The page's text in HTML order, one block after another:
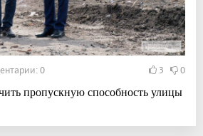
0 3 0
пропускную способность улицы